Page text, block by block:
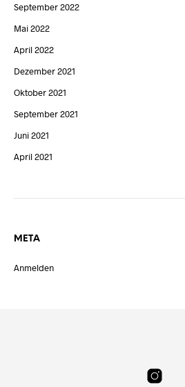
September 2022
Mai 2022
April 2022
Dezember 2021
Oktober 2021
September 2021
Juni 2021
April 2021
META
Anmelden